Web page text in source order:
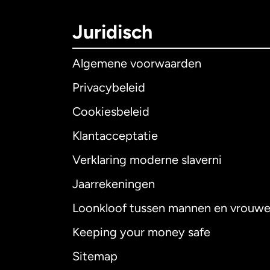
Juridisch
Algemene voorwaarden
Privacybeleid
Cookiesbeleid
Klantacceptatie
Verklaring moderne slaverni
Jaarrekeningen
Loonkloof tussen mannen en
Keeping your money safe
Sitemap
Australië